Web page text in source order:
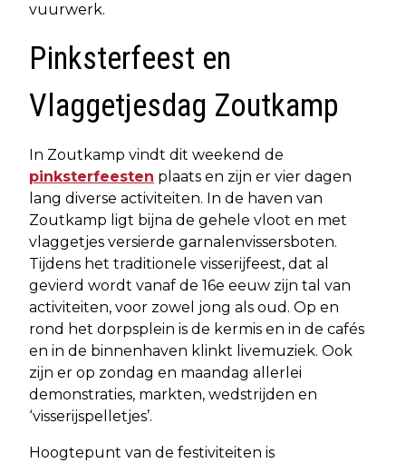
vuurwerk.
Pinksterfeest en
Vlaggetjesdag Zoutkamp
In Zoutkamp vindt dit weekend de
pinksterfeesten plaats en zijn er vier dagen
lang diverse activiteiten. In de haven van
Zoutkamp ligt bijna de gehele vloot en met
vlaggetjes versierde garnalenvissersboten.
Tijdens het traditionele visserijfeest, dat al
gevierd wordt vanaf de 16e eeuw zijn tal van
activiteiten, voor zowel jong als oud. Op en
rond het dorpsplein is de kermis en in de cafés
en in de binnenhaven klinkt livemuziek. Ook
zijn er op zondag en maandag allerlei
demonstraties, markten, wedstrijden en
‘visserijspelletjes’.
Hoogtepunt van de festiviteiten is